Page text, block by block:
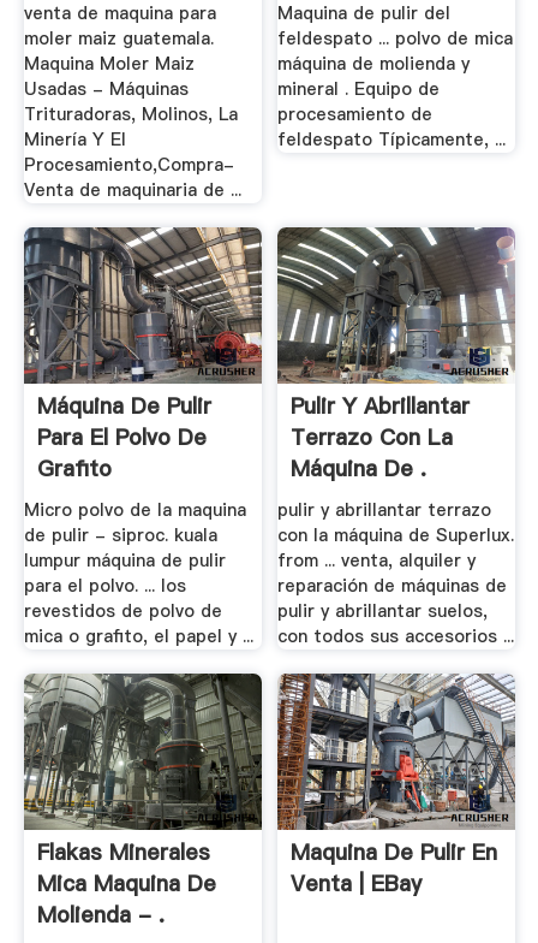
venta de maquina para
moler maiz guatemala.
Maquina Moler Maiz
Usadas - Máquinas
Trituradoras, Molinos, La
Minería Y El
Procesamiento,Compra-
Venta de maquinaria de ...
Maquina de pulir del
feldespato ... polvo de mica
máquina de molienda y
mineral . Equipo de
procesamiento de
feldespato Típicamente, ...
Máquina De Pulir
Para El Polvo De
Grafito
Micro polvo de la maquina
de pulir - siproc. kuala
lumpur máquina de pulir
para el polvo. ... los
revestidos de polvo de
mica o grafito, el papel y ...
Pulir Y Abrillantar
Terrazo Con La
Máquina De .
pulir y abrillantar terrazo
con la máquina de Superlux.
from ... venta, alquiler y
reparación de máquinas de
pulir y abrillantar suelos,
con todos sus accesorios ...
Flakas Minerales
Mica Maquina De
Molienda - .
Maquina De Pulir En
Venta | EBay